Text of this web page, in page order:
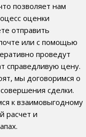
позволяет нам
оценки
отправить
или с помощью
проведут
справедливую цену.
мы договоримся о
сделки.
к взаимовыгодному
расчет и